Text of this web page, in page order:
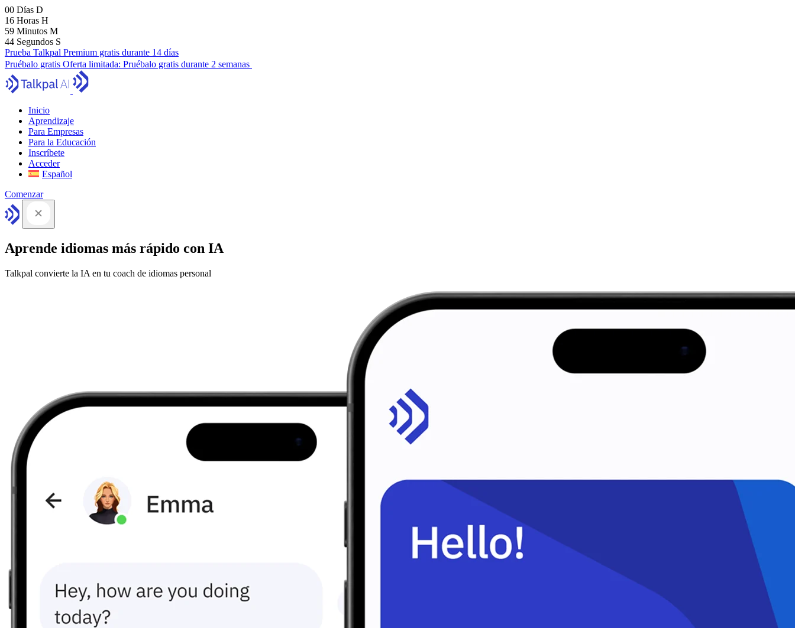
00 Días D
16 Horas H
59 Minutos M
43 Segundos S
Prueba Talkpal Premium gratis durante 14 días
Pruébalo gratis Oferta limitada: Pruébalo gratis durante 2 semanas
Inicio
Aprendizaje
Para Empresas
Para la Educación
Inscríbete
Acceder
Español
Comenzar
Aprende idiomas más rápido con IA
Talkpal convierte la IA en tu coach de idiomas personal